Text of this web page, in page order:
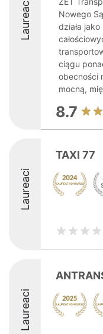
Laureaci
Nowego
działa
ciągu
obecności
mocną,
8.7
Laureaci
TAXI 77
Laureaci